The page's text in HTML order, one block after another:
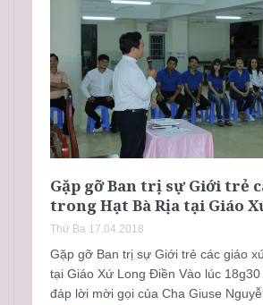
Gặp gỡ Ban trị sự Giới trẻ
trong Hạt Bà Rịa tại Giáo
Thứ Ba 17.04.2018
Gặp gỡ Ban trị sự Giới trẻ các giáo
tại Giáo Xứ Long Điền Vào lúc 18g30
đáp lời mời gọi của Cha Giuse